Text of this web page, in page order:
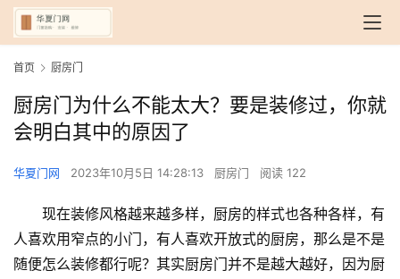
首页 厨房门
厨房门为什么不能太大？要是装修过，你就
会明白其中的原因了
华夏门网 2023年10月5日 14:28:13 厨房门 阅读 122
现在装修风格越来越多样，厨房的样式也各种各样，有
人喜欢用窄点的小门，有人喜欢开放式的厨房，那么是不是
随便怎么装修都行呢？其实厨房门并不是越大越好，因为厨